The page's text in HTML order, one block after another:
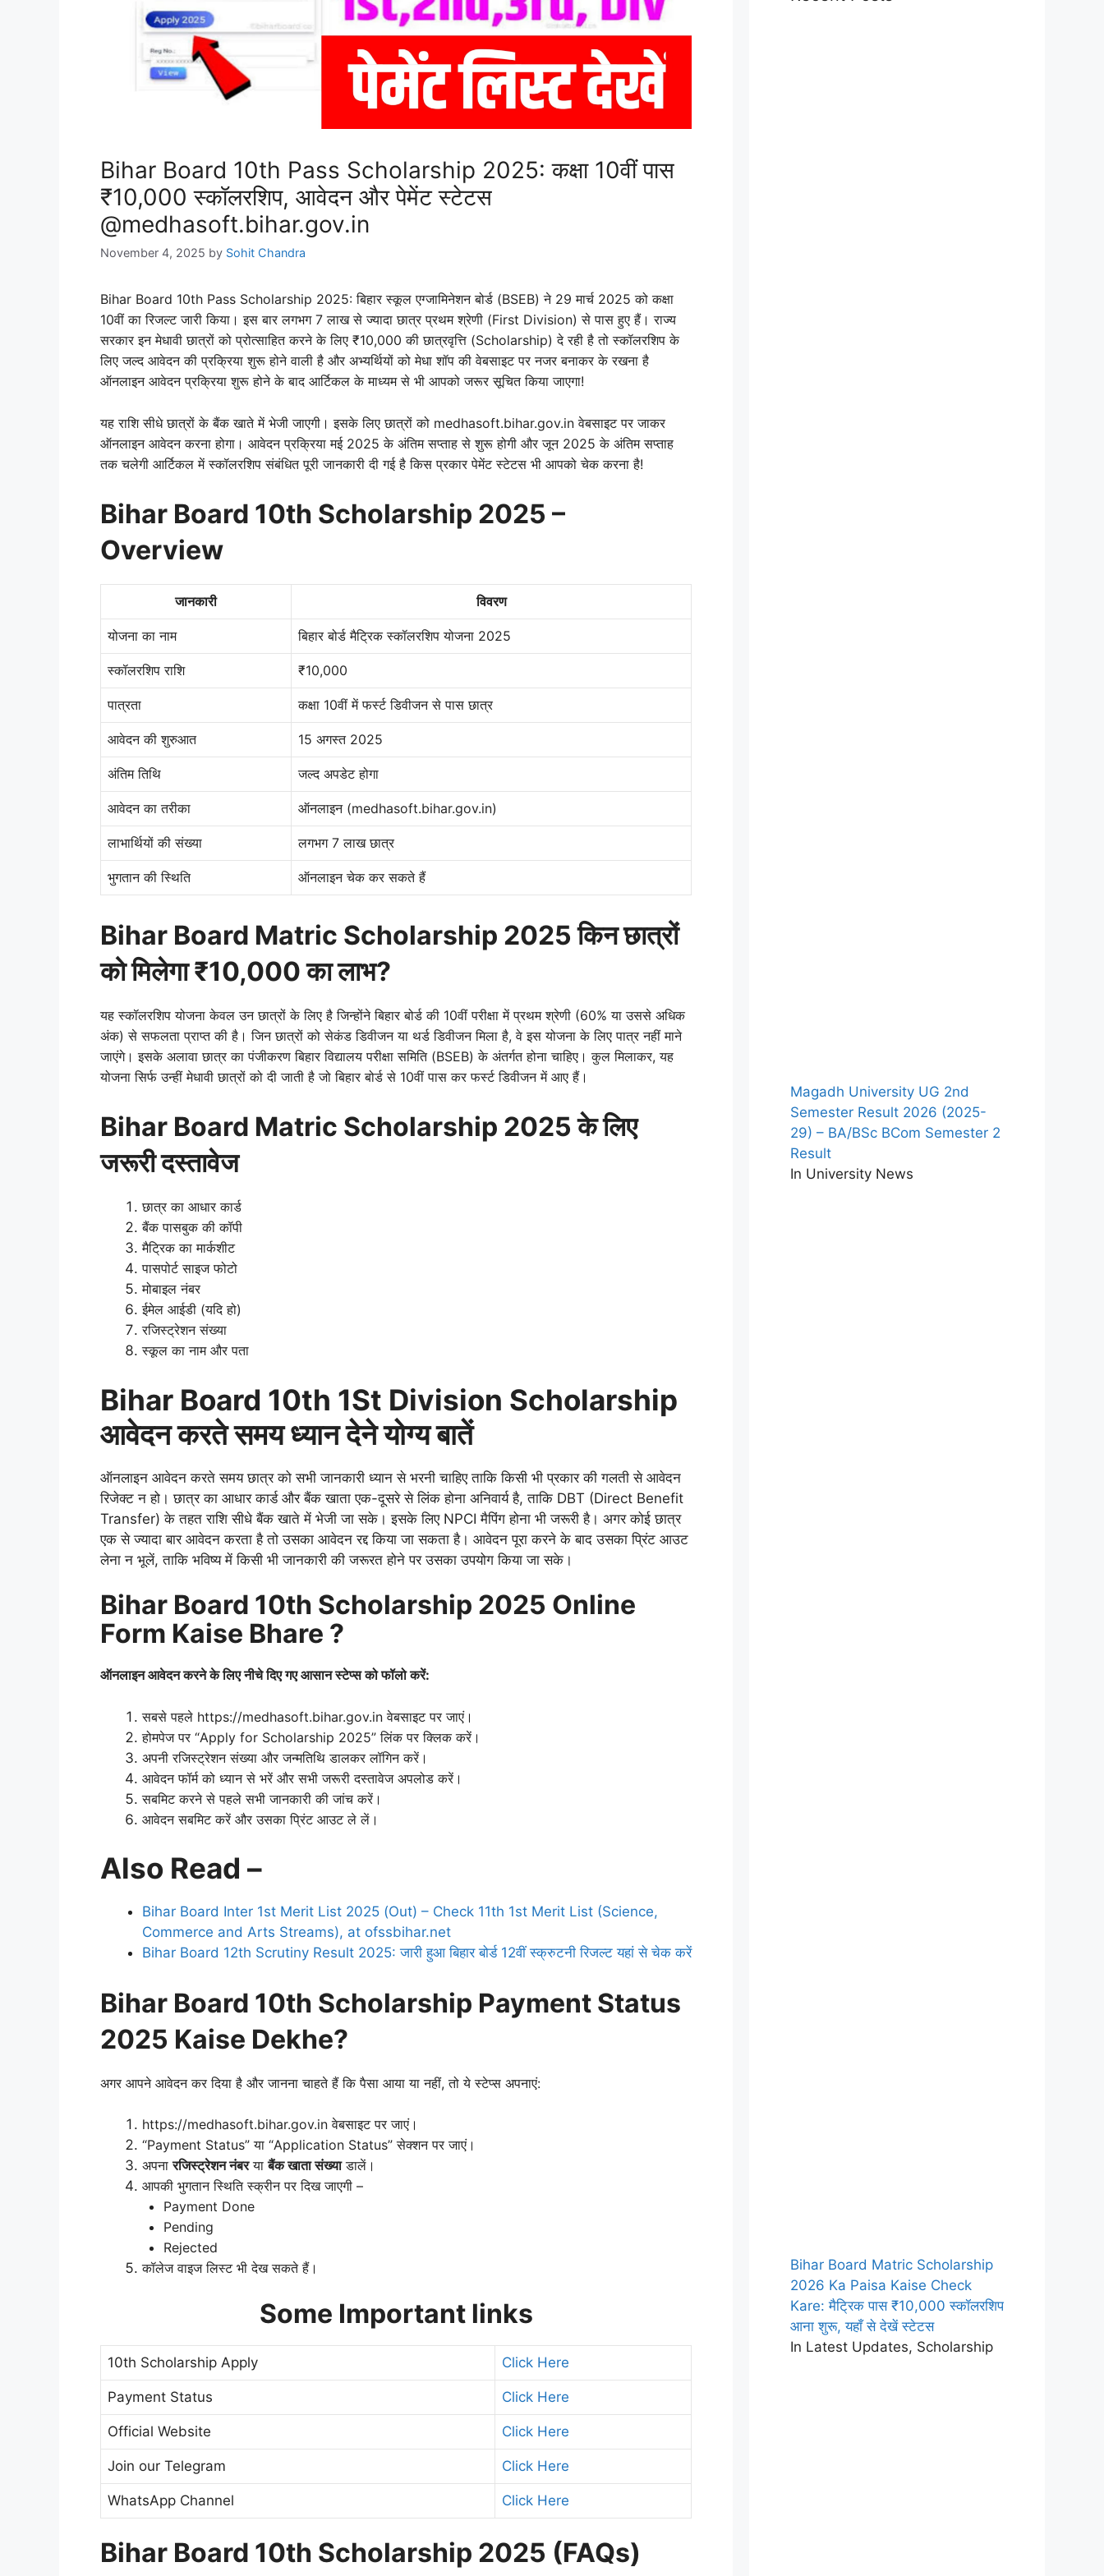
Bihar Board 10th Pass Scholarship 2025: कक्षा 10वीं पास
₹10,000 स्कॉलरशिप, आवेदन और पेमेंट स्टेटस
@medhasoft.bihar.gov.in
November 4, 2025 by Sohit Chandra
Bihar Board 10th Pass Scholarship 2025:बिहार स्कूल एग्जामिनेशन बोर्ड (BSEB) ने 29 मार्च 2025 को कक्षा
10वीं का रिजल्ट जारी किया। इस बार लगभग 7 लाख से ज्यादा छात्र प्रथम श्रेणी (First Division) से पास हुए हैं। राज्य
सरकार इन मेधावी छात्रों को प्रोत्साहित करने के लिए ₹10,000 की छात्रवृत्ति (Scholarship) दे रही है तो स्कॉलरशिप के
लिए जल्द आवेदन की प्रक्रिया शुरू होने वाली है और अभ्यर्थियों को मेधा शॉप की वेबसाइट पर नजर बनाकर के रखना है
ऑनलाइन आवेदन प्रक्रिया शुरू होने के बाद आर्टिकल के माध्यम से भी आपको जरूर सूचित किया जाएगा!
यह राशि सीधे छात्रों के बैंक खाते में भेजी जाएगी। इसके लिए छात्रों को medhasoft.bihar.gov.in वेबसाइट पर जाकर
ऑनलाइन आवेदन करना होगा। आवेदन प्रक्रिया मई 2025 के अंतिम सप्ताह से शुरू होगी और जून 2025 के अंतिम सप्ताह
तक चलेगी आर्टिकल में स्कॉलरशिप संबंधित पूरी जानकारी दी गई है किस प्रकार पेमेंट स्टेटस भी आपको चेक करना है!
Bihar Board 10th Scholarship 2025 –
Overview
जानकारी विवरण
योजना का नाम बिहार बोर्ड मैट्रिक स्कॉलरशिप योजना 2025
स्कॉलरशिप राशि ₹10,000
पात्रता कक्षा 10वीं में फर्स्ट डिवीजन से पास छात्र
आवेदन की शुरुआत 15 अगस्त 2025
अंतिम तिथि जल्द अपडेट होगा
आवेदन का तरीका ऑनलाइन (medhasoft.bihar.gov.in)
लाभार्थियों की संख्या लगभग 7 लाख छात्र
भुगतान की स्थिति ऑनलाइन चेक कर सकते हैं
Bihar Board Matric Scholarship 2025 किन छात्रों
को मिलेगा ₹10,000 का लाभ?
यह स्कॉलरशिप योजना केवल उन छात्रों के लिए है जिन्होंने बिहार बोर्ड की 10वीं परीक्षा में प्रथम श्रेणी (60% या उससे अधिक
अंक) से सफलता प्राप्त की है। जिन छात्रों को सेकंड डिवीजन या थर्ड डिवीजन मिला है, वे इस योजना के लिए पात्र नहीं माने
जाएंगे। इसके अलावा छात्र का पंजीकरण बिहार विद्यालय परीक्षा समिति (BSEB) के अंतर्गत होना चाहिए। कुल मिलाकर, यह
योजना सिर्फ उन्हीं मेधावी छात्रों को दी जाती है जो बिहार बोर्ड से 10वीं पास कर फर्स्ट डिवीजन में आए हैं।
Bihar Board Matric Scholarship 2025 के लिए
जरूरी दस्तावेज
छात्र का आधार कार्ड
बैंक पासबुक की कॉपी
मैट्रिक का मार्कशीट
पासपोर्ट साइज फोटो
मोबाइल नंबर
ईमेल आईडी (यदि हो)
रजिस्ट्रेशन संख्या
स्कूल का नाम और पता
Bihar Board 10th 1St Division Scholarship
आवेदन करते समय ध्यान देने योग्य बातें
ऑनलाइन आवेदन करते समय छात्र को सभी जानकारी ध्यान से भरनी चाहिए ताकि किसी भी प्रकार की गलती से आवेदन
रिजेक्ट न हो। छात्र का आधार कार्ड और बैंक खाता एक-दूसरे से लिंक होना अनिवार्य है, ताकि DBT (Direct Benefit
Transfer) के तहत राशि सीधे बैंक खाते में भेजी जा सके। इसके लिए NPCI मैपिंग होना भी जरूरी है। अगर कोई छात्र
एक से ज्यादा बार आवेदन करता है तो उसका आवेदन रद्द किया जा सकता है। आवेदन पूरा करने के बाद उसका प्रिंट आउट
लेना न भूलें, ताकि भविष्य में किसी भी जानकारी की जरूरत होने पर उसका उपयोग किया जा सके।
Bihar Board 10th Scholarship 2025 Online
Form Kaise Bhare ?
ऑनलाइन आवेदन करने के लिए नीचे दिए गए आसान स्टेप्स को फॉलो करें:
सबसे पहले https://medhasoft.bihar.gov.in वेबसाइट पर जाएं।
होमपेज पर “Apply for Scholarship 2025” लिंक पर क्लिक करें।
अपनी रजिस्ट्रेशन संख्या और जन्मतिथि डालकर लॉगिन करें।
आवेदन फॉर्म को ध्यान से भरें और सभी जरूरी दस्तावेज अपलोड करें।
सबमिट करने से पहले सभी जानकारी की जांच करें।
आवेदन सबमिट करें और उसका प्रिंट आउट ले लें।
Also Read –
Bihar Board Inter 1st Merit List 2025 (Out) – Check 11th 1st Merit List (Science,
Commerce and Arts Streams), at ofssbihar.net
Bihar Board 12th Scrutiny Result 2025: जारी हुआ बिहार बोर्ड 12वीं स्क्रुटनी रिजल्ट यहां से चेक करें
Bihar Board 10th Scholarship Payment Status
2025 Kaise Dekhe?
अगर आपने आवेदन कर दिया है और जानना चाहते हैं कि पैसा आया या नहीं, तो ये स्टेप्स अपनाएं:
https://medhasoft.bihar.gov.in वेबसाइट पर जाएं।
“Payment Status” या “Application Status” सेक्शन पर जाएं।
अपनारजिस्ट्रेशन नंबरयाबैंक खाता संख्याडालें।
आपकी भुगतान स्थिति स्क्रीन पर दिख जाएगी –
Payment Done
Pending
Rejected
कॉलेज वाइज लिस्ट भी देख सकते हैं।
Some Important links
10th Scholarship Apply Click Here
Payment Status Click Here
Official Website Click Here
Join our Telegram Click Here
WhatsApp Channel Click Here
Bihar Board 10th Scholarship 2025 (FAQs)
Magadh University UG 2nd
Semester Result 2026 (2025-
29) – BA/BSc BCom Semester 2
Result
In University News
Bihar Board Matric Scholarship
2026 Ka Paisa Kaise Check
Kare: मैट्रिक पास ₹10,000 स्कॉलरशिप
आना शुरू, यहाँ से देखें स्टेटस
In Latest Updates, Scholarship